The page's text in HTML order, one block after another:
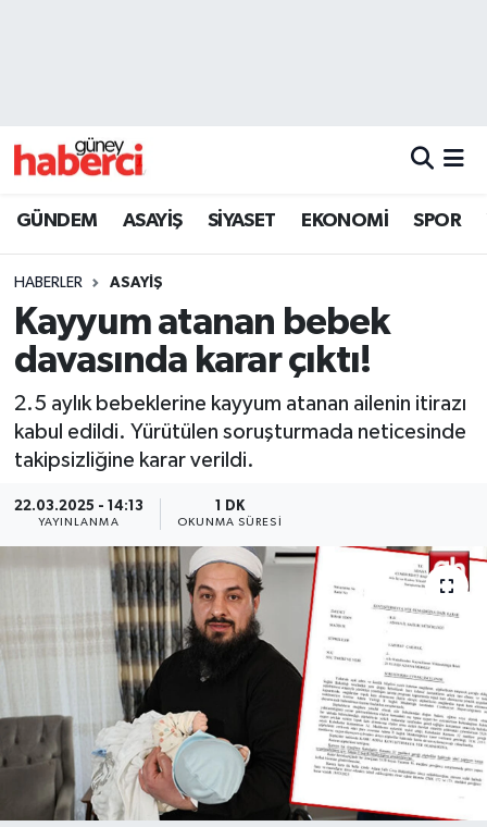
GÜNDEM ASAYİŞ SİYASET EKONOMİ SPOR
HABERLER ASAYİŞ
Kayyum atanan bebek
davasında karar çıktı!
2.5 aylık bebeklerine kayyum atanan ailenin itirazı
kabul edildi. Yürütülen soruşturmada neticesinde
takipsizliğine karar verildi.
22.03.2025 - 14:13
YAYINLANMA
1 DK
OKUNMA SÜRESI
Beyoğlu Trafik Yoğunluk Haritası
Haber Arşivi